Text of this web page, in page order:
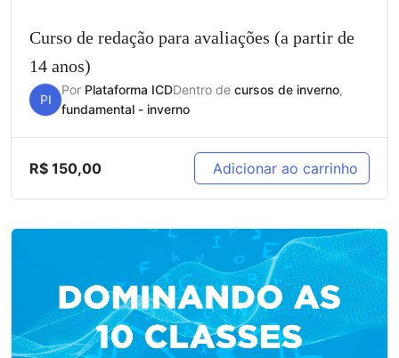
Curso de redação para avaliações (a partir de
14 anos)
PI
Por Plataforma ICDDentro de cursos de inverno,
fundamental - inverno
R$ 150,00 Adicionar ao carrinho